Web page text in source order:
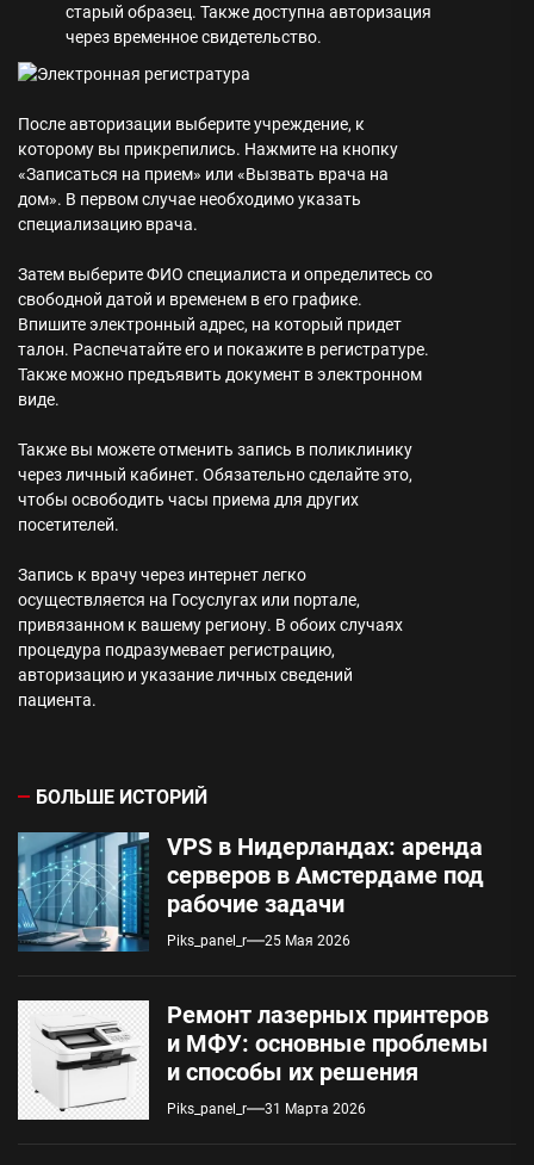
старый образец. Также доступна авторизация
через временное свидетельство.
После авторизации выберите учреждение, к
которому вы прикрепились. Нажмите на кнопку
«Записаться на прием» или «Вызвать врача на
дом». В первом случае необходимо указать
специализацию врача.
Затем выберите ФИО специалиста и определитесь со
свободной датой и временем в его графике.
Впишите электронный адрес, на который придет
талон. Распечатайте его и покажите в регистратуре.
Также можно предъявить документ в электронном
виде.
Также вы можете отменить запись в поликлинику
через личный кабинет. Обязательно сделайте это,
чтобы освободить часы приема для других
посетителей.
Запись к врачу через интернет легко
осуществляется на Госуслугах или портале,
привязанном к вашему региону. В обоих случаях
процедура подразумевает регистрацию,
авторизацию и указание личных сведений
пациента.
БОЛЬШЕ ИСТОРИЙ
VPS в Нидерландах: аренда
серверов в Амстердаме под
рабочие задачи
Piks_panel_r 25 Мая 2026
Ремонт лазерных принтеров
и МФУ: основные проблемы
и способы их решения
Piks_panel_r 31 Марта 2026